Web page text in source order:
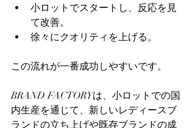
小ロットでスタートし、反応を見
て改善。
徐々にクオリティを上げる。
この流れが一番成功しやすいです。
BRAND FACTORYは、小ロットでの国
内生産を通じて、新しいレディースブ
ランドの立ち上げや既存ブランドの成